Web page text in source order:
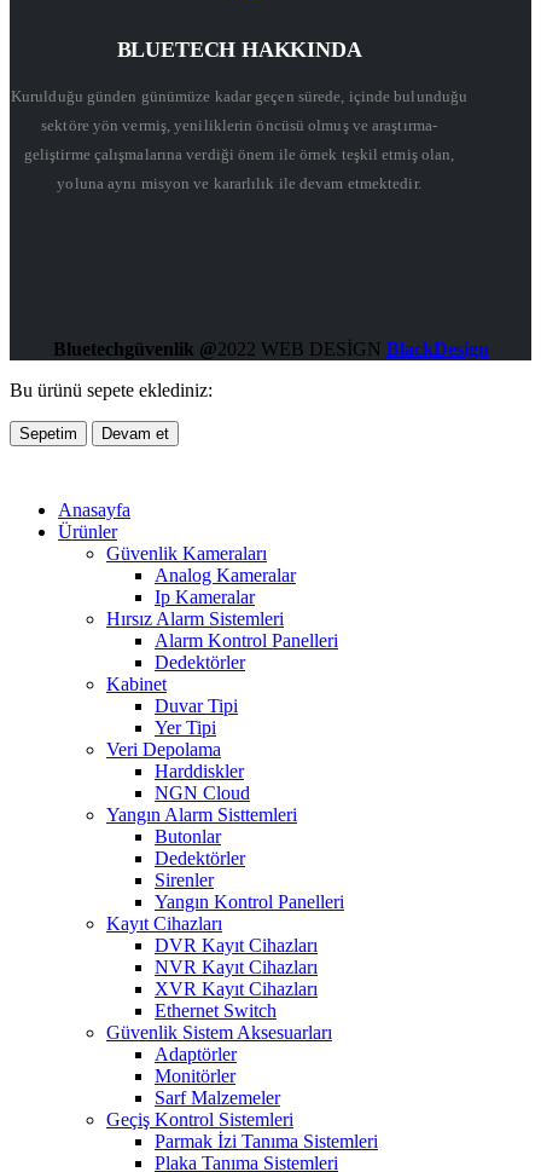
BLUETECH HAKKINDA
Kurulduğu günden günümüze kadar geçen sürede, içinde bulunduğu
sektöre yön vermiş, yeniliklerin öncüsü olmuş ve araştırma-
geliştirme çalışmalarına verdiği önem ile örnek teşkil etmiş olan,
yoluna aynı misyon ve kararlılık ile devam etmektedir.
Bluetechgüvenlik @2022 WEB DESİGN BlackDesign
Bu ürünü sepete eklediniz:
Sepetim Devam et
Anasayfa
Ürünler
Güvenlik Kameraları
Analog Kameralar
Ip Kameralar
Hırsız Alarm Sistemleri
Alarm Kontrol Panelleri
Dedektörler
Kabinet
Duvar Tipi
Yer Tipi
Veri Depolama
Harddiskler
NGN Cloud
Yangın Alarm Sisttemleri
Butonlar
Dedektörler
Sirenler
Yangın Kontrol Panelleri
Kayıt Cihazları
DVR Kayıt Cihazları
NVR Kayıt Cihazları
XVR Kayıt Cihazları
Ethernet Switch
Güvenlik Sistem Aksesuarları
Adaptörler
Monitörler
Sarf Malzemeler
Geçiş Kontrol Sistemleri
Parmak İzi Tanıma Sistemleri
Plaka Tanıma Sistemleri